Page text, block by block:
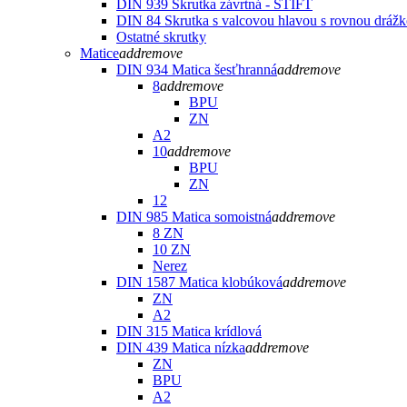
DIN 939 Skrutka závrtná - ŠTIFT
DIN 84 Skrutka s valcovou hlavou s rovnou
Ostatné skrutky
Maticeaddremove
DIN 934 Matica šesťhrannáaddremove
8addremove
BPU
ZN
A2
10addremove
BPU
ZN
12
DIN 985 Matica somoistnáaddremove
8 ZN
10 ZN
Nerez
DIN 1587 Matica klobúkováaddremove
ZN
A2
DIN 315 Matica krídlová
DIN 439 Matica nízkaaddremove
ZN
BPU
A2